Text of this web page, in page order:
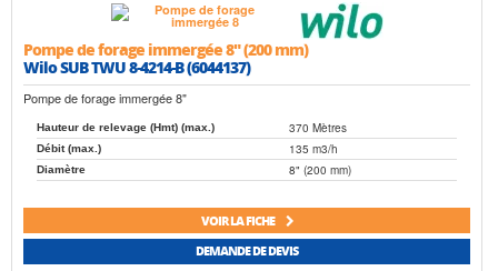
Pompe de forage immergée 8" (200 mm)
Wilo SUB TWU 8-4214-B (6044137)
Pompe de forage immergée 8"
Hauteur de relevage (Hmt) (max.) 370 Mètres
Débit (max.) 135 m3/h
Diamètre 8" (200 mm)
VOIR LA FICHE
DEMANDE DE DEVIS